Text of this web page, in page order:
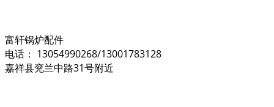
富轩锅炉配件
电话： 13054990268/13001783128
嘉祥县兖兰中路31号附近